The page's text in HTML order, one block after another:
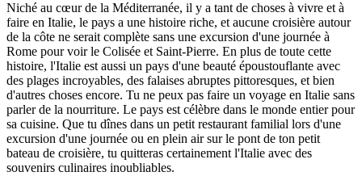
Niché au cœur de la Méditerranée, il y a tant de choses à vivre et à
faire en Italie, le pays a une histoire riche, et aucune croisière autour
de la côte ne serait complète sans une excursion d'une journée à
Rome pour voir le Colisée et Saint-Pierre. En plus de toute cette
histoire, l'Italie est aussi un pays d'une beauté époustouflante avec
des plages incroyables, des falaises abruptes pittoresques, et bien
d'autres choses encore. Tu ne peux pas faire un voyage en Italie sans
parler de la nourriture. Le pays est célèbre dans le monde entier pour
sa cuisine. Que tu dînes dans un petit restaurant familial lors d'une
excursion d'une journée ou en plein air sur le pont de ton petit
bateau de croisière, tu quitteras certainement l'Italie avec des
souvenirs culinaires inoubliables.